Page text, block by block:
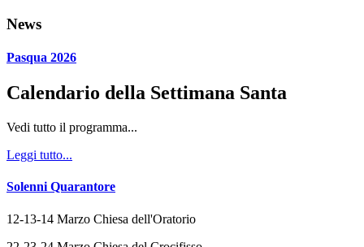
News
Pasqua 2026
Calendario della Settimana Santa
Vedi tutto il programma...
Leggi tutto...
Solenni Quarantore
12-13-14 Marzo Chiesa dell'Oratorio